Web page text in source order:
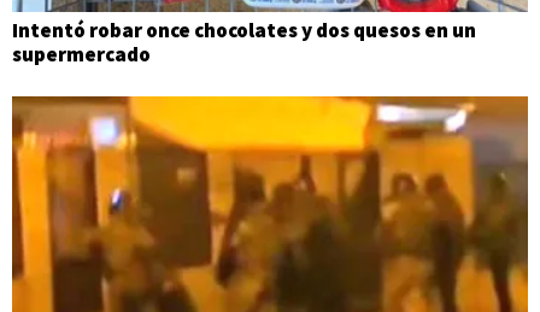
Intentó robar once chocolates y dos quesos en un
supermercado